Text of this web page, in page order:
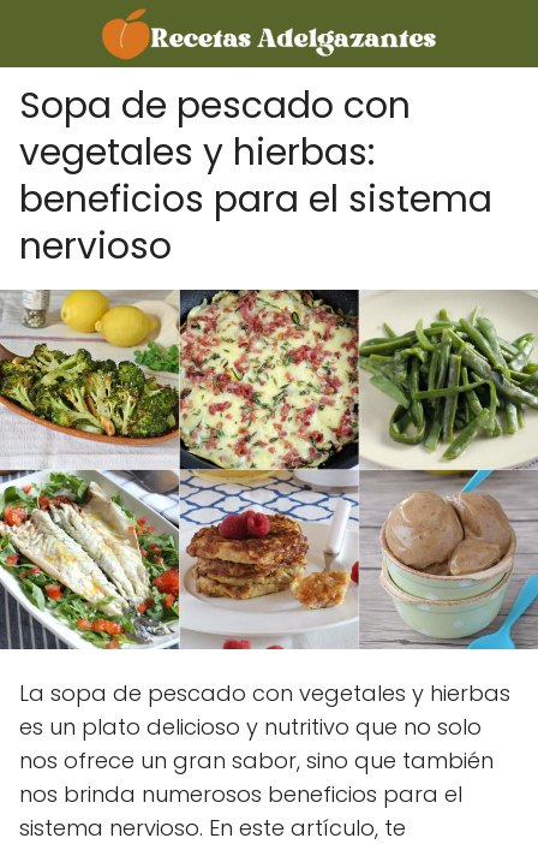
Sopa de pescado con
vegetales y hierbas:
beneficios para el sistema
nervioso
La sopa de pescado con vegetales y hierbas
es un plato delicioso y nutritivo que no solo
nos ofrece un gran sabor, sino que también
nos brinda numerosos beneficios para el
sistema nervioso. En este artículo, te